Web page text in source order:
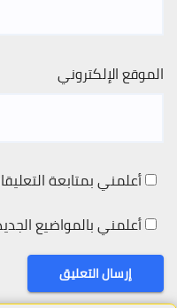
الموقع الإلكتروني
أعلمني بمتابعة
أعلمني بالمواضيع